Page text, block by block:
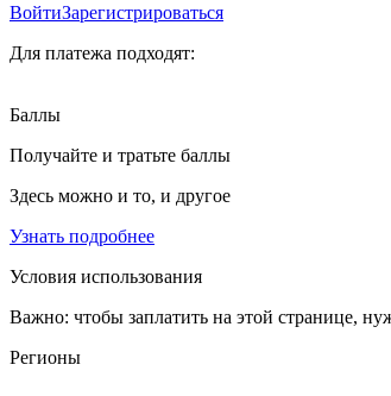
ВойтиЗарегистрироваться
Для платежа подходят:
Баллы
Получайте и тратьте баллы
Здесь можно и то, и другое
Узнать подробнее
Условия использования
Важно: чтобы заплатить на этой странице,
Регионы